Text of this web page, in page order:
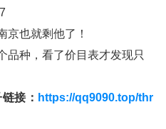
京也就剩他了！
品种，看了价目表才发现只
接： https://qq9090.top/thr